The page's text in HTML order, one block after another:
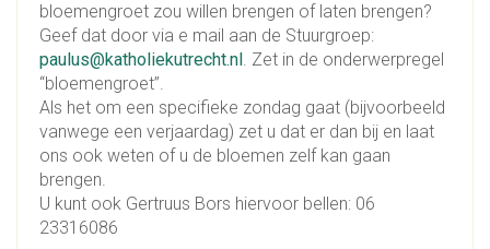
bloemengroet zou willen brengen of laten brengen?
Geef dat door via e mail aan de Stuurgroep:
paulus@katholiekutrecht.nl . Zet in de onderwerpregel
“bloemengroet”.
Als het om een specifieke zondag gaat (bijvoorbeeld
vanwege een verjaardag) zet u dat er dan bij en laat
ons ook weten of u de bloemen zelf kan gaan
brengen.
U kunt ook Gertruus Bors hiervoor bellen: 06
23316086